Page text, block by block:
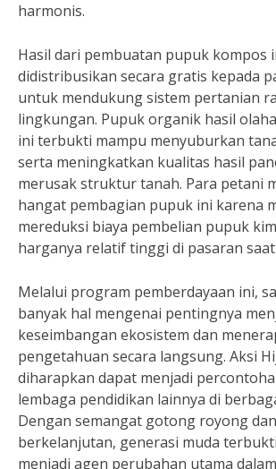
harmonis.
Hasil dari pembuatan pupuk kompos
didistribusikan secara gratis kepada
untuk mendukung sistem pertanian
lingkungan. Pupuk organik hasil
ini terbukti mampu menyuburkan
serta meningkatkan kualitas hasil
merusak struktur tanah. Para petani
hangat pembagian pupuk ini karena
mereduksi biaya pembelian pupuk
harganya relatif tinggi di pasaran
Melalui program pemberdayaan ini,
banyak hal mengenai pentingnya
keseimbangan ekosistem dan
pengetahuan secara langsung. Aksi
diharapkan dapat menjadi
lembaga pendidikan lainnya di
Dengan semangat gotong royong
berkelanjutan, generasi muda
menjadi agen perubahan utama